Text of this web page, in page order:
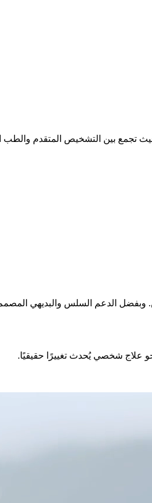
حيث تجمع بين التشخيص المتقدم
الدعم السلس والبديهي المصمم
علاج شخصي يُحدث تغييرًا حقيقيًا.